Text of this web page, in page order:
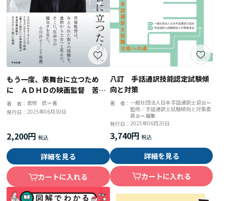
もう一度、表舞台に立つため
に ＡＤＨＤの映画監督 苦悩
と再生の軌跡
著 者： 君塚 匠＝著
発行日：2025年06月30日
2,200円
詳細を見る
カートに入れる
八訂 手話通訳技能認定試験傾
向と対策
著 者： 一般社団法人日本手話通訳士協会＝
監修／手話通訳士試験傾向と対策委
員会＝編集
発行日： 2025年06月20日
3,740円
詳細を見る
カートに入れる